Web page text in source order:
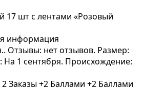
17 шт с лентами «Розовый
информация
Отзывы: нет отзывов. Размер:
На 1 сентября. Происхождение:
2Заказы+2 Баллами +2 Баллами